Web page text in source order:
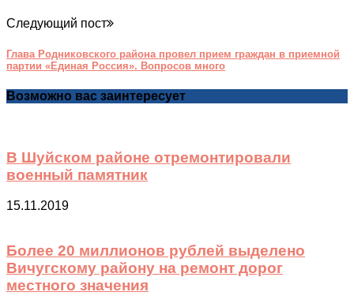
Следующий пост
Глава Родниковского района провел прием граждан в приемной
партии «Единая Россия». Вопросов много
Возможно вас заинтересует
В Шуйском районе отремонтировали
военный памятник
15.11.2019
Более 20 миллионов рублей выделено
Вичугскому району на ремонт дорог
местного значения